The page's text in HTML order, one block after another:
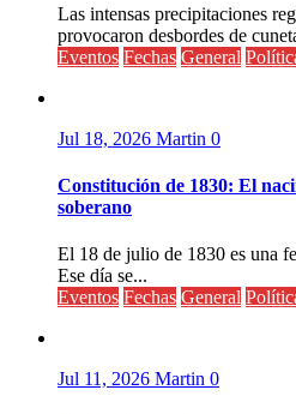
Las intensas precipitaciones
provocaron desbordes de
Eventos Fechas General
Jul 18, 2026 Martin 0
Constitución de 1830: El
soberano
El 18 de julio de 1830 es una
Ese día se...
Eventos Fechas General
Jul 11, 2026 Martin 0